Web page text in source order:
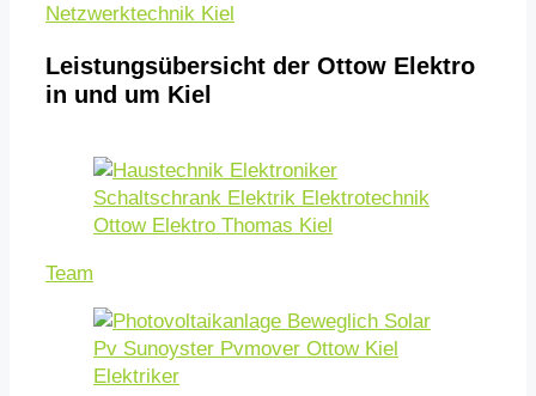
Netzwerktechnik Kiel
Leistungsübersicht der Ottow Elektro
in und um Kiel
Team